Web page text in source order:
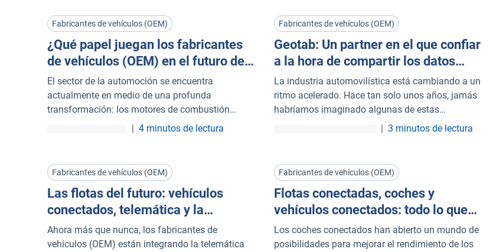
vector de ataque.
Fabricantes de vehículos (OEM)
¿Qué papel juegan los fabricantes
de vehículos (OEM) en el futuro de
la telemática?
El sector de la automoción se encuentra
actualmente en medio de una profunda
transformación: los motores de combustión
interna están siendo sustituidos por
coches conectados) tienen cada vez más
relevancia.
| 4 minutos de lectura
Fabricantes de vehículos (OEM)
Geotab: Un partner en el que confiar
a la hora de compartir los datos
OEM
La industria automovilística está cambiando a un
ritmo acelerado. Hace tan solo unos años, jamás
habríamos imaginado algunas de estas
| 3 minutos de lectura
Fabricantes de vehículos (OEM)
Las flotas del futuro: vehículos
conectados, telemática y la
importancia de los datos para los
OEM
Ahora más que nunca, los fabricantes de
vehículos (OEM) están integrando la telemática
Fabricantes de vehículos (OEM)
Flotas conectadas, coches y
vehículos conectados: todo lo que
debes saber
Los coches conectados han abierto un mundo de
posibilidades para mejorar el rendimiento de los